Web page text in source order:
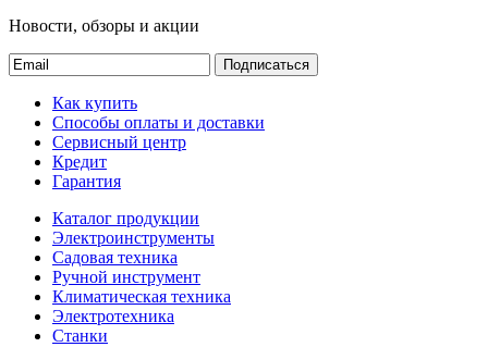
Новости, обзоры и акции
Подписаться
Как купить
Способы оплаты и доставки
Сервисный центр
Кредит
Гарантия
Каталог продукции
Электроинструменты
Садовая техника
Ручной инструмент
Климатическая техника
Электротехника
Станки